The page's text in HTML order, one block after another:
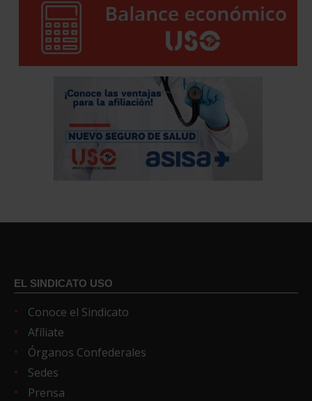
EL SINDICATO USO
Conoce el Sindicato
Afíliate
Órganos Confederales
Sedes
Prensa